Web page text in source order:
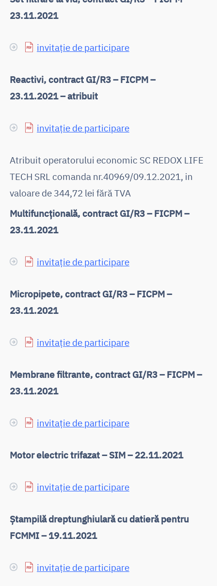
23.11.2021
invitație de participare
Reactivi, contract GI/R3 – FICPM –
23.11.2021 – atribuit
invitație de participare
Atribuit operatorului economic SC REDOX LIFE
TECH SRL comanda nr.40969/09.12.2021, in
valoare de 344,72 lei fără TVA
Multifuncțională, contract GI/R3 – FICPM –
23.11.2021
invitație de participare
Micropipete, contract GI/R3 – FICPM –
23.11.2021
invitație de participare
Membrane filtrante, contract GI/R3 – FICPM –
23.11.2021
invitație de participare
Motor electric trifazat – SIM – 22.11.2021
invitație de participare
Ștampilă dreptunghiulară cu datieră pentru
FCMMI – 19.11.2021
invitație de participare